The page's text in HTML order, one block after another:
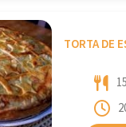
TORTA DE